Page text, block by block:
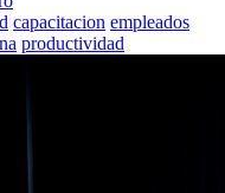
capacitacion empleados
productividad